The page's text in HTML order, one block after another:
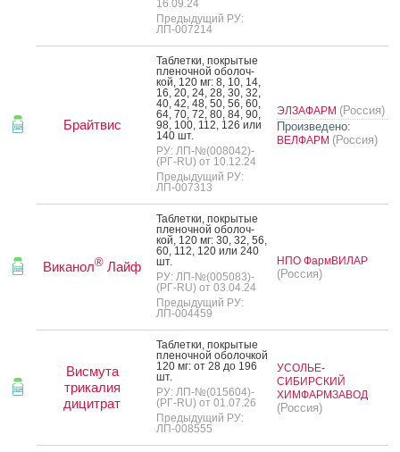
16.09.24
Предыдущий РУ:
ЛП-007214
Брайтвис
Таб­летки, пок­ры­тые
пле­ноч­ной обо­лоч­
кой, 120 мг: 8, 10, 14,
16, 20, 24, 28, 30, 32,
40, 42, 48, 50, 56, 60,
64, 70, 72, 80, 84, 90,
98, 100, 112, 126 или
140 шт.
РУ: ЛП-№(008042)-
(РГ-RU) от 10.12.24
Предыдущий РУ:
ЛП-007313
ЭЛЗАФАРМ (Россия)
Произведено:
ВЕЛФАРМ (Россия)
Виканол® Лайф
Таб­летки, пок­ры­тые
пле­ноч­ной обо­лоч­
кой, 120 мг: 30, 32, 56,
60, 112, 120 или 240
шт.
РУ: ЛП-№(005083)-
(РГ-RU) от 03.04.24
Предыдущий РУ:
ЛП-004459
НПО ФармВИЛАР
(Россия)
Висмута
трикалия
дицитрат
Таб­летки, пок­ры­тые
пле­ноч­ной обо­лоч­кой
120 мг: от 28 до 196
шт.
РУ: ЛП-№(015604)-
(РГ-RU) от 01.07.26
Предыдущий РУ:
ЛП-008555
УСОЛЬЕ-
СИБИРСКИЙ
ХИМФАРМЗАВОД
(Россия)